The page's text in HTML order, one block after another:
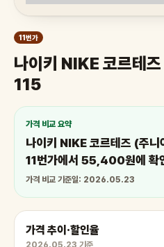
11번가
나이키 NIKE 코르테
115
가격 비교 요약
나이키 NIKE 코르테즈 (주
11번가에서 55,400원에 확
가격 비교 기준일: 2026.05.23
가격 추이·할인율
2026.05.23 기준